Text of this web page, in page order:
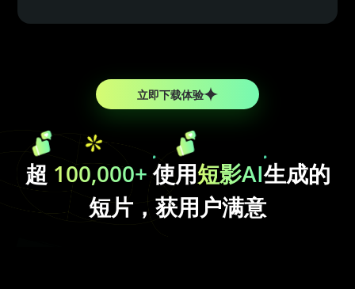
立即下载体验
超 100,000+使用短影AI生成的
短片，获用户满意